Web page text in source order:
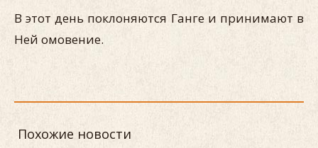
В этот день поклоняются Ганге и принимают в
Ней омовение.
Похожие новости